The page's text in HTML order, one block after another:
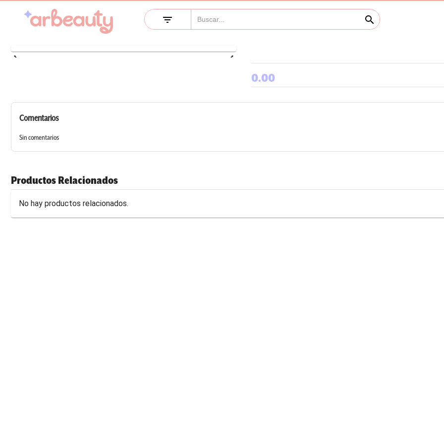
filter_list search
keyboard_arrow_left keyboard_arrow_right
0.00
Comentarios
Sin comentarios
Productos Relacionados
No hay productos relacionados.